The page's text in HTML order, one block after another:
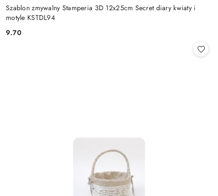
Szablon zmywalny Stamperia 3D 12x25cm Secret diary kwiaty i
motyle KSTDL94
Cena:
9.70